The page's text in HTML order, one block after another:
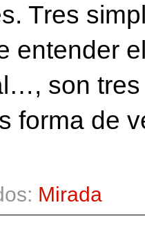
Tres
entender
son
forma de
Mirada